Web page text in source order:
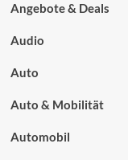
Angebote & Deals
Audio
Auto
Auto & Mobilität
Automobil